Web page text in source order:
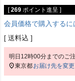
[ 269 ポイント進呈 ]
会員価格で購入するに
送料込
明日 12時00分までのご
東京都お届け先を変更